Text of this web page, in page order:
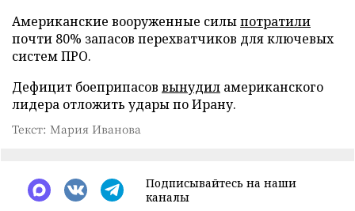
Американские вооруженные силыпотратили
почти 80% запасов перехватчиков для ключевых
систем ПРО.
Дефицит боеприпасов вынудил американского
лидера отложить удары по Ирану.
Текст: Мария Иванова
Подписывайтесь на наши
каналы